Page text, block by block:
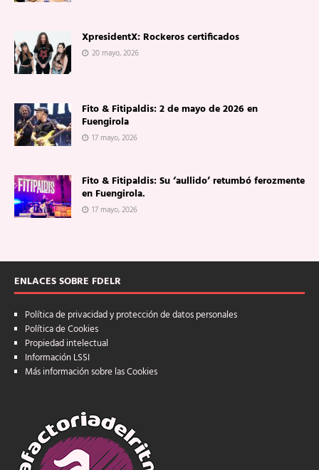
XpresidentX: Rockeros certificados
20 mayo, 2026
Fito & Fitipaldis: 2 de mayo de 2026 en
Fuengirola
17 mayo, 2026
Fito & Fitipaldis: Su ‘aullido’ retumbó ferozmente
en Fuengirola.
17 mayo, 2026
ENLACES SOBRE FDELR
Política de privacidad y protección de datos personales
Política de Cookies
Propiedad intelectual
Información LSSI
Más información sobre las Cookies